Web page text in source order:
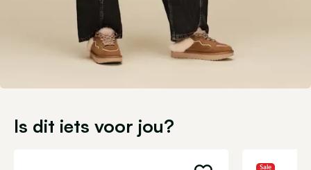
Is dit iets voor jou?
Sale